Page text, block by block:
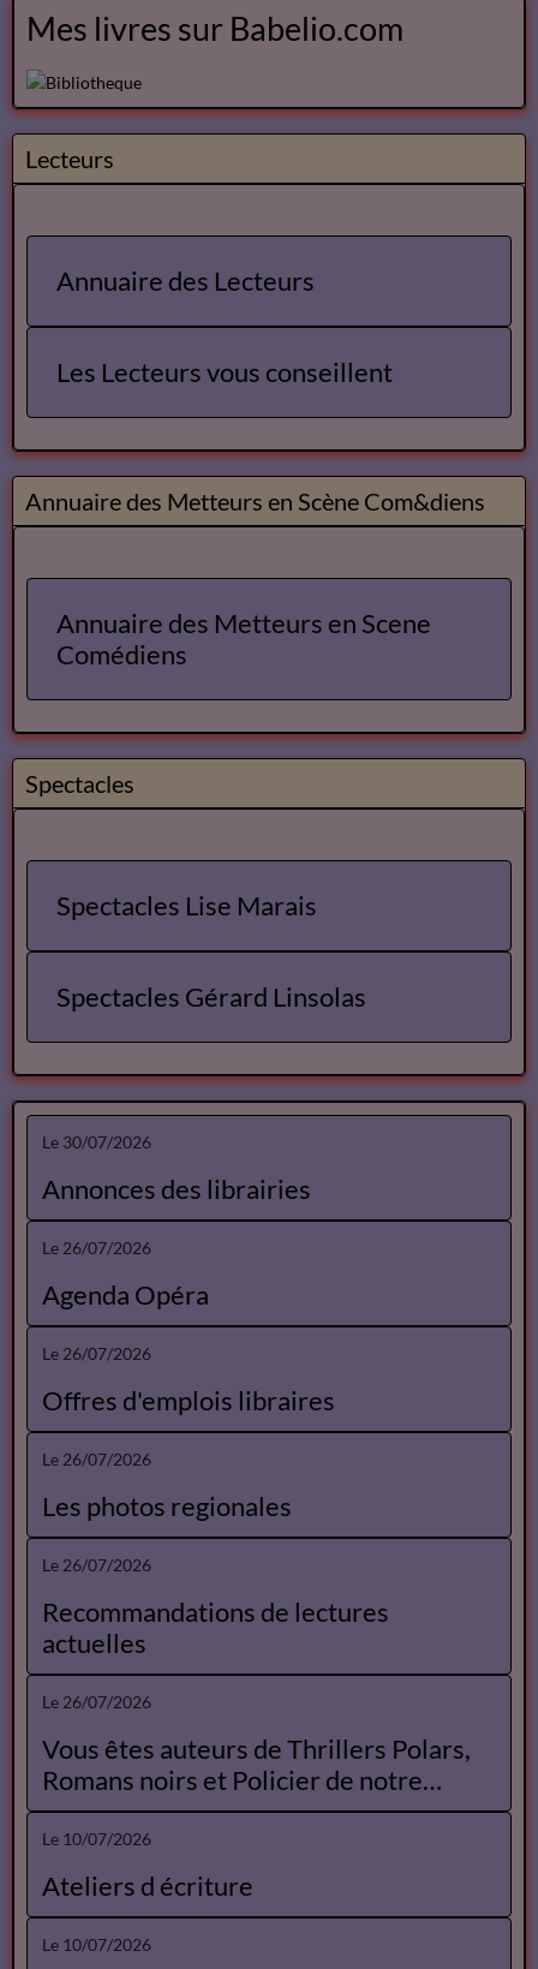
Mes livres sur Babelio.com
Lecteurs
Annuaire des Lecteurs
Les Lecteurs vous conseillent
Annuaire des Metteurs en Scène Com&diens
Annuaire des Metteurs en Scene
Comédiens
Spectacles
Spectacles Lise Marais
Spectacles Gérard Linsolas
Le 30/07/2026
Annonces des librairies
Le 26/07/2026
Agenda Opéra
Le 26/07/2026
Offres d'emplois libraires
Le 26/07/2026
Les photos regionales
Le 26/07/2026
Recommandations de lectures
actuelles
Le 26/07/2026
Vous êtes auteurs de Thrillers Polars,
Romans noirs et Policier de notre
Catalogue
Le 10/07/2026
Ateliers d écriture
Le 10/07/2026